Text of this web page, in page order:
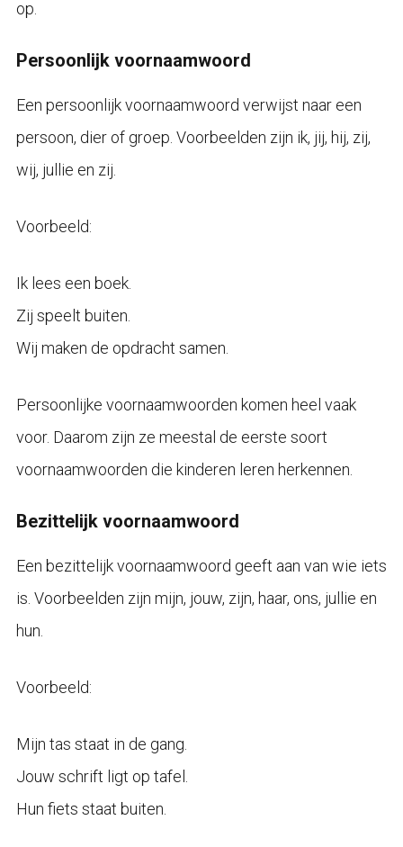
op.
Persoonlijk voornaamwoord
Een persoonlijk voornaamwoord verwijst naar een
persoon, dier of groep. Voorbeelden zijn ik, jij, hij, zij,
wij, jullie en zij.
Voorbeeld:
Ik lees een boek.
Zij speelt buiten.
Wij maken de opdracht samen.
Persoonlijke voornaamwoorden komen heel vaak
voor. Daarom zijn ze meestal de eerste soort
voornaamwoorden die kinderen leren herkennen.
Bezittelijk voornaamwoord
Een bezittelijk voornaamwoord geeft aan van wie iets
is. Voorbeelden zijn mijn, jouw, zijn, haar, ons, jullie en
hun.
Voorbeeld:
Mijn tas staat in de gang.
Jouw schrift ligt op tafel.
Hun fiets staat buiten.